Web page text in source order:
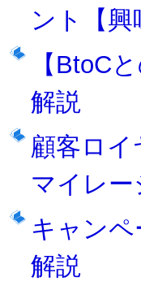
ント【
【BtoC
解説
顧客ロ
マイレ
キャン
解説